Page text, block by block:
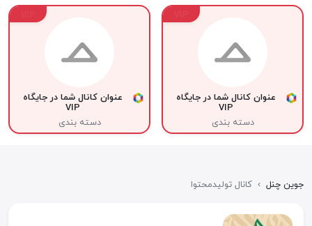
عنوان کانال شما در جایگاه
VIP
دسته بندی
عنوان کانال شما در جایگاه
VIP
دسته بندی
جوین چنل › کانال تولیدمحتوا